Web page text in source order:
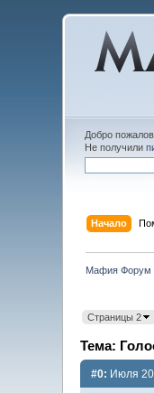
Добро
Не получили
Начало
Мафия Форум
Страницы 2
Тема:
#0: Июля